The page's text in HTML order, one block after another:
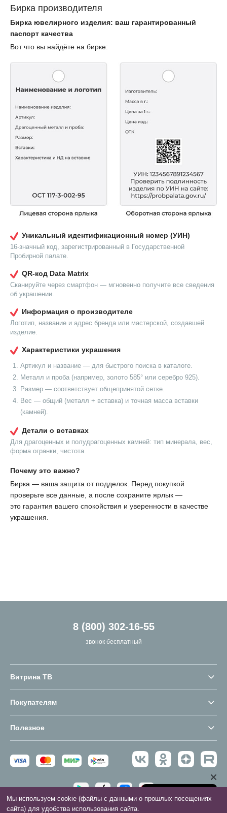
Бирка производителя
Бирка ювелирного изделия: ваш гарантированный
паспорт качества
Вот что вы найдёте на бирке:
Уникальный идентификационный номер (УИН)
16-значный код, зарегистрированный в Государственной
Пробирной палате.
QR-код Data Matrix
Сканируйте через смартфон — мгновенно получите все сведения
об украшении.
Информация о производителе
Логотип, название и адрес бренда или мастерской, создавшей
изделие.
Характеристики украшения
Артикул и название — для быстрого поиска в каталоге.
Металл и проба (например, золото 585° или серебро 925).
Размер — соответствует общепринятой сетке.
Вес — общий (металл + вставка) и точная масса вставки
(камней).
Детали о вставках
Для драгоценных и полудрагоценных камней: тип минерала, вес,
форма огранки, чистота.
Почему это важно?
Бирка — ваша защита от подделок. Перед покупкой
проверьте все данные, а после сохраните ярлык —
это гарантия вашего спокойствия и уверенности в качестве
украшения.
8 (800) 302-16-55
звонок бесплатный
Витрина ТВ
Покупателям
Полезное
Мы используем cookie (файлы с данными о прошлых посещениях
сайта) для удобства использования сайта.